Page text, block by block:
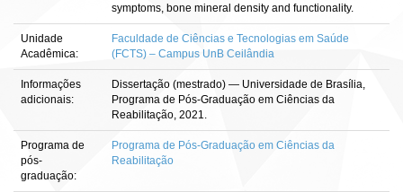
symptoms, bone mineral density and functionality.
Unidade
Acadêmica:
Faculdade de Ciências e Tecnologias em Saúde
(FCTS) – Campus UnB Ceilândia
Informações
adicionais:
Dissertação (mestrado) — Universidade de Brasília,
Programa de Pós-Graduação em Ciências da
Reabilitação, 2021.
Programa de
pós-
graduação:
Programa de Pós-Graduação em Ciências da
Reabilitação